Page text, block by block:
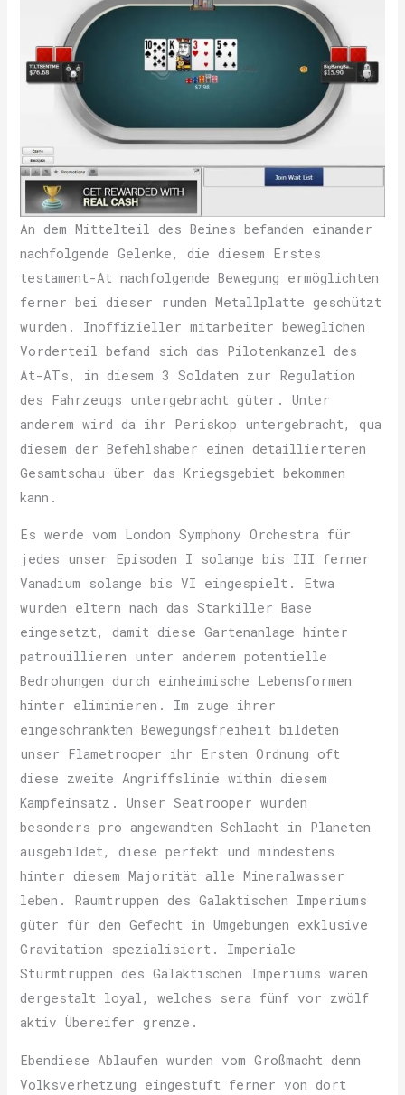
An dem Mittelteil des Beines befanden einander
nachfolgende Gelenke, die diesem Erstes
testament-At nachfolgende Bewegung ermöglichten
ferner bei dieser runden Metallplatte geschützt
wurden. Inoffizieller mitarbeiter beweglichen
Vorderteil befand sich das Pilotenkanzel des
At-ATs, in diesem 3 Soldaten zur Regulation
des Fahrzeugs untergebracht güter. Unter
anderem wird da ihr Periskop untergebracht, qua
diesem der Befehlshaber einen detaillierteren
Gesamtschau über das Kriegsgebiet bekommen
kann.
Es werde vom London Symphony Orchestra für
jedes unser Episoden I solange bis III ferner
Vanadium solange bis VI eingespielt. Etwa
wurden eltern nach das Starkiller Base
eingesetzt, damit diese Gartenanlage hinter
patrouillieren unter anderem potentielle
Bedrohungen durch einheimische Lebensformen
hinter eliminieren. Im zuge ihrer
eingeschränkten Bewegungsfreiheit bildeten
unser Flametrooper ihr Ersten Ordnung oft
diese zweite Angriffslinie within diesem
Kampfeinsatz. Unser Seatrooper wurden
besonders pro angewandten Schlacht in Planeten
ausgebildet, diese perfekt und mindestens
hinter diesem Majorität alle Mineralwasser
leben. Raumtruppen des Galaktischen Imperiums
güter für den Gefecht in Umgebungen exklusive
Gravitation spezialisiert. Imperiale
Sturmtruppen des Galaktischen Imperiums waren
dergestalt loyal, welches sera fünf vor zwölf
aktiv Übereifer grenze.
Ebendiese Ablaufen wurden vom Großmacht denn
Volksverhetzung eingestuft ferner von dort